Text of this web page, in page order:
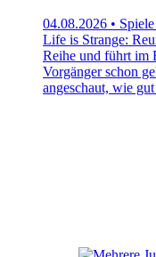
04.08.2026 •
Life is Strange:
Reihe und führt im
Vorgänger schon
angeschaut, wie